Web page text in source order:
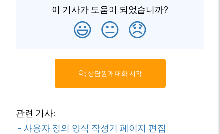
이 기사가 도움이 되었습니까?
😃 😐 😞
상담원과 대화 시작
관련 기사:
- 사용자 정의 양식 작성기 페이지 편집